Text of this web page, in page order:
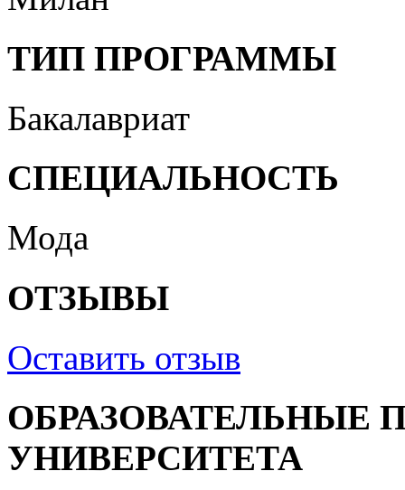
ТИП ПРОГРАММЫ
Бакалавриат
СПЕЦИАЛЬНОСТЬ
Мода
ОТЗЫВЫ
Оставить отзыв
ОБРАЗОВАТЕЛЬНЫЕ
УНИВЕРСИТЕТА